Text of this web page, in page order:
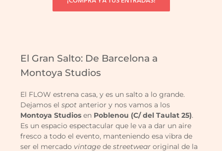
El Gran Salto: De Barcelona a
Montoya Studios
El FLOW estrena casa, y es un salto a lo grande.
Dejamos elspot anterior y nos vamos a los
Montoya Studios en Poblenou (C/ del Taulat 25).
Es un espacio espectacular que le va a dar un aire
fresco a todo el evento, manteniendo esa vibra de
ser el mercado vintage destreetwear original de la